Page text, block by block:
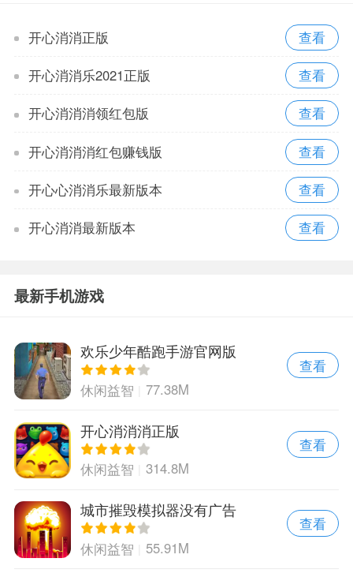
开心消消正版
开心消消乐2021正版
开心消消消领红包版
开心消消消红包赚钱版
开心心消消乐最新版本
开心消消最新版本
最新手机游戏
欢乐少年酷跑手游官网版
休闲益智 77.38M
查看
开心消消消正版
休闲益智 314.8M
查看
城市摧毁模拟器没有广告
休闲益智 55.91M
查看